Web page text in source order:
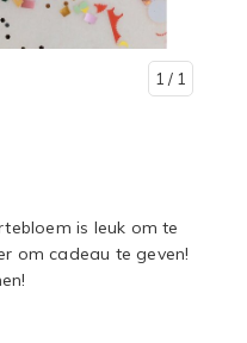
1 / 1
is leuk om te
om cadeau te geven!